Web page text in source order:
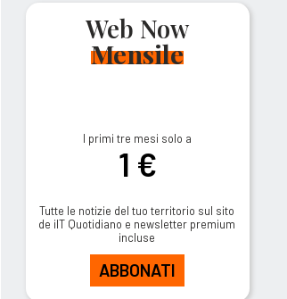
Web Now
Mensile
I primi tre mesi solo a
1 €
Tutte le notizie del tuo territorio sul sito
de ilT Quotidiano e newsletter premium
incluse
ABBONATI